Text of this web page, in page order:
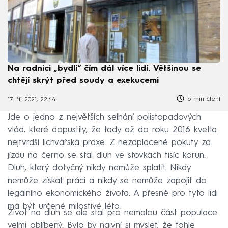
Na radnici „bydlí“ čím dál více lidí. Většinou se
chtějí skrýt před soudy a exekucemi
17. říj 2021, 22:44 6 min čtení
Jde o jedno z největších selhání polistopadových
vlád, které dopustily, že tady až do roku 2016 kvetla
nejtvrdší lichvářská praxe. Z nezaplacené pokuty za
jízdu na černo se stal dluh ve stovkách tisíc korun.
Dluh, který dotyčný nikdy nemůže splatit. Nikdy
nemůže získat práci a nikdy se nemůže zapojit do
legálního ekonomického života. A přesně pro tyto lidi
má být určené milostivé léto.
Život na dluh se ale stal pro nemalou část populace
velmi oblíbený. Bylo by naivní si myslet, že tohle